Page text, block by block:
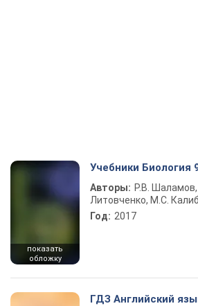
показать
обложку
Учебники Биология
Авторы: Р.В. Шаламов,
Литовченко, М.С.
Год: 2017
ГДЗ Английский